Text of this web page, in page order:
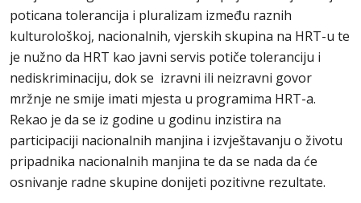
poticana tolerancija i pluralizam između raznih
kulturološkoj, nacionalnih, vjerskih skupina na HRT-u te
je nužno da HRT kao javni servis potiče toleranciju i
nediskriminaciju, dok se izravni ili neizravni govor
mržnje ne smije imati mjesta u programima HRT-a.
Rekao je da se iz godine u godinu inzistira na
participaciji nacionalnih manjina i izvještavanju o životu
pripadnika nacionalnih manjina te da se nada da će
osnivanje radne skupine donijeti pozitivne rezultate.